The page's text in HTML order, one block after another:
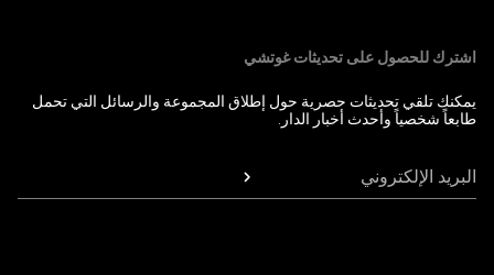
اشترك للحصول على تحديثات غوتشي
يمكنك تلقي تحديثات حصرية حول إطلاق المجموعة والرسائل التي تحمل
طابعاً شخصياً وأحدث أخبار الدار.
البريد الإلكتروني